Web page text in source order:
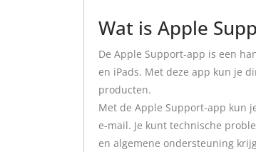
Wat is Apple
De Apple Support-app is een
en iPads. Met deze app kun je
producten.
Met de Apple Support-app kun
e-mail. Je kunt technische
en algemene ondersteuning